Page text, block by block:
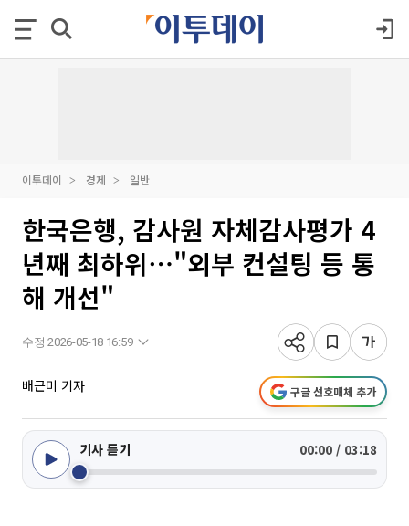
이투데이 경제 일반
한국은행, 감사원 자체감사평가 4
년째 최하위⋯"외부 컨설팅 등 통
해 개선"
수정 2026-05-18 16:59
배근미 기자 구글 선호매체 추가
기사 듣기 00:00 / 03:18